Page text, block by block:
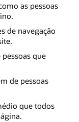
as pessoas
de navegação
que
de pessoas
que todos